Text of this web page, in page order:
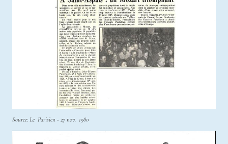
Source: Le Parisien - 27 nov. 1980